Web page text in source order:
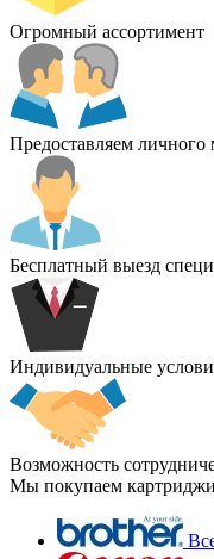
Огромный ассортимент
Предоставляем личного
Бесплатный выезд
Индивидуальные
Возможность
Мы покупаем картриджи